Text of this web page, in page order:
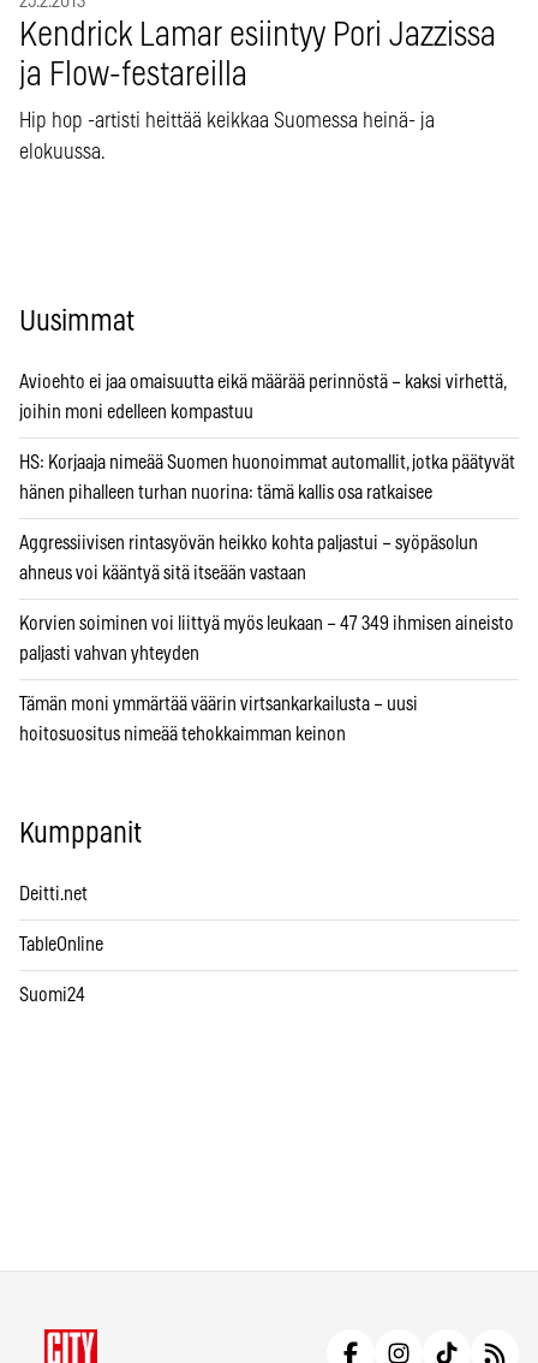
Kendrick Lamar esiintyy Pori Jazzissa
ja Flow-festareilla
Hip hop -artisti heittää keikkaa Suomessa heinä- ja
elokuussa.
Uusimmat
Avioehto ei jaa omaisuutta eikä määrää perinnöstä – kaksi virhettä,
joihin moni edelleen kompastuu
HS: Korjaaja nimeää Suomen huonoimmat automallit, jotka päätyvät
hänen pihalleen turhan nuorina: tämä kallis osa ratkaisee
Aggressiivisen rintasyövän heikko kohta paljastui – syöpäsolun
ahneus voi kääntyä sitä itseään vastaan
Korvien soiminen voi liittyä myös leukaan – 47 349 ihmisen aineisto
paljasti vahvan yhteyden
Tämän moni ymmärtää väärin virtsankarkailusta – uusi
hoitosuositus nimeää tehokkaimman keinon
Kumppanit
Deitti.net
TableOnline
Suomi24